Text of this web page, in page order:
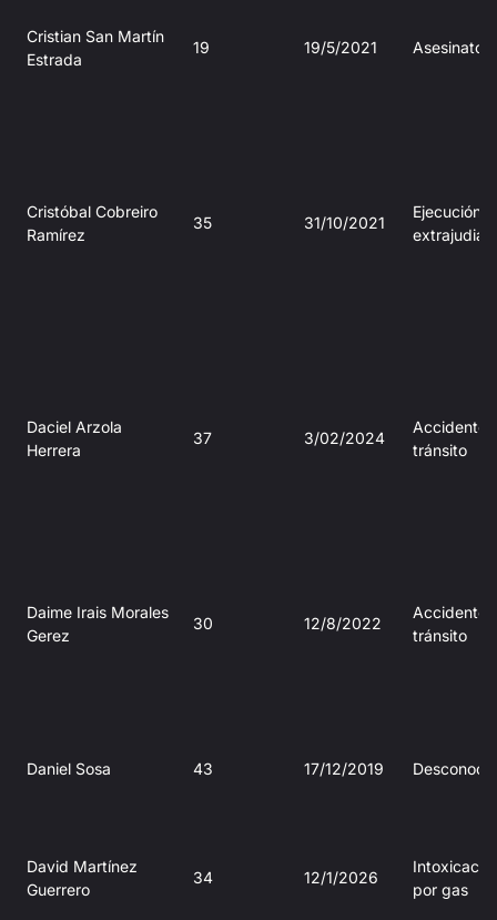
Cristian San Martín
Estrada
19 19/5/2021 Asesinato
Cristóbal Cobreiro
Ramírez
35 31/10/2021
Ejecución
Daciel Arzola
Herrera
37 3/02/2024
Accidente
tránsito
Daime Irais Morales
Gerez
30 12/8/2022
Accidente
tránsito
Daniel Sosa 43 17/12/2019
David Martínez
Guerrero
34 12/1/2026
por gas